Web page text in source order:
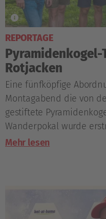
REPORTAGE
Rotjacken
Eine fünfköpfige
Montagabend die von
gestiftete
Wanderpokal wurde
Mehr lesen